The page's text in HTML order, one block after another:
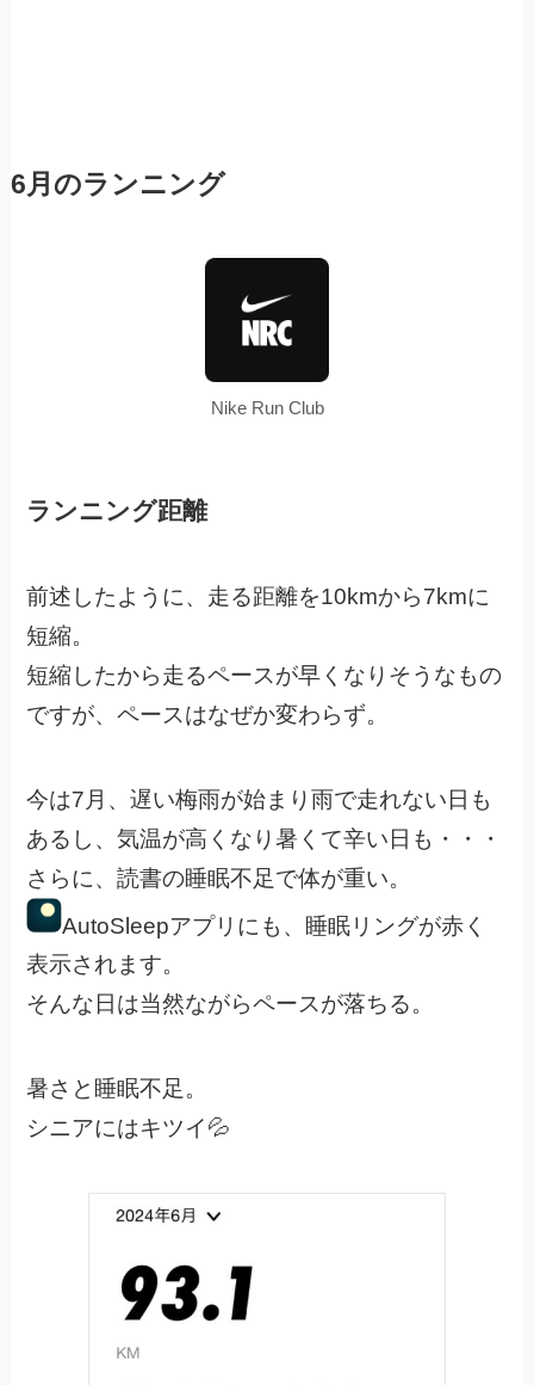
6月のランニング
Nike Run Club
ランニング距離
前述したように、走る距離を10kmから7kmに
短縮。
短縮したから走るペースが早くなりそうなもの
ですが、ペースはなぜか変わらず。
今は7月、遅い梅雨が始まり雨で走れない日も
あるし、気温が高くなり暑くて辛い日も・・・
さらに、読書の睡眠不足で体が重い。
AutoSleepアプリにも、睡眠リングが赤く
表示されます。
そんな日は当然ながらペースが落ちる。
暑さと睡眠不足。
シニアにはキツイ💦